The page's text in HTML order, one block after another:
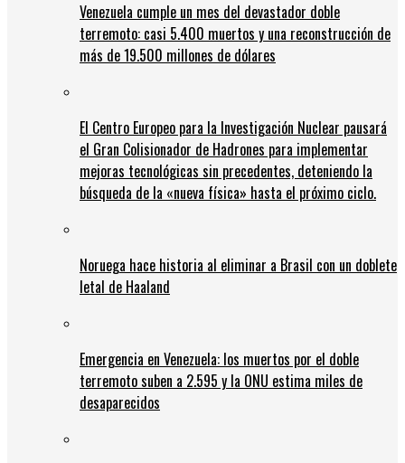
Venezuela cumple un mes del devastador doble
terremoto: casi 5.400 muertos y una reconstrucción de
más de 19.500 millones de dólares
El Centro Europeo para la Investigación Nuclear pausará
el Gran Colisionador de Hadrones para implementar
mejoras tecnológicas sin precedentes, deteniendo la
búsqueda de la «nueva física» hasta el próximo ciclo.
Noruega hace historia al eliminar a Brasil con un doblete
letal de Haaland
Emergencia en Venezuela: los muertos por el doble
terremoto suben a 2.595 y la ONU estima miles de
desaparecidos